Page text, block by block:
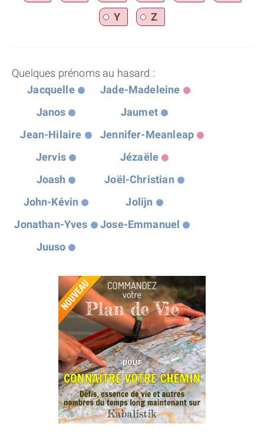
Y
Z
Quelques prénoms au hasard :
Jacquelle
Jade-Madeleine
Janos
Jaumet
Jean-Hilaire
Jennifer-Meanleap
Jervis
Jézaële
Joash
Joël-Christian
John-Kévin
Jolijn
Jonathan-Yves
Jose-Emmanuel
Juuso